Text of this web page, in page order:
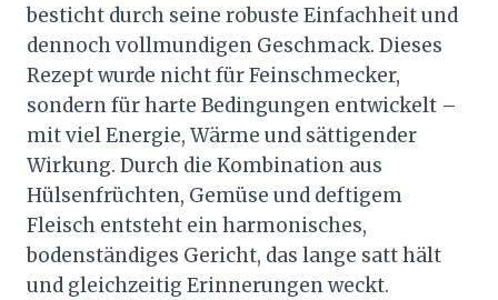
besticht durch seine robuste Einfachheit und
dennoch vollmundigen Geschmack. Dieses
Rezept wurde nicht für Feinschmecker,
sondern für harte Bedingungen entwickelt –
mit viel Energie, Wärme und sättigender
Wirkung. Durch die Kombination aus
Hülsenfrüchten, Gemüse und deftigem
Fleisch entsteht ein harmonisches,
bodenständiges Gericht, das lange satt hält
und gleichzeitig Erinnerungen weckt.